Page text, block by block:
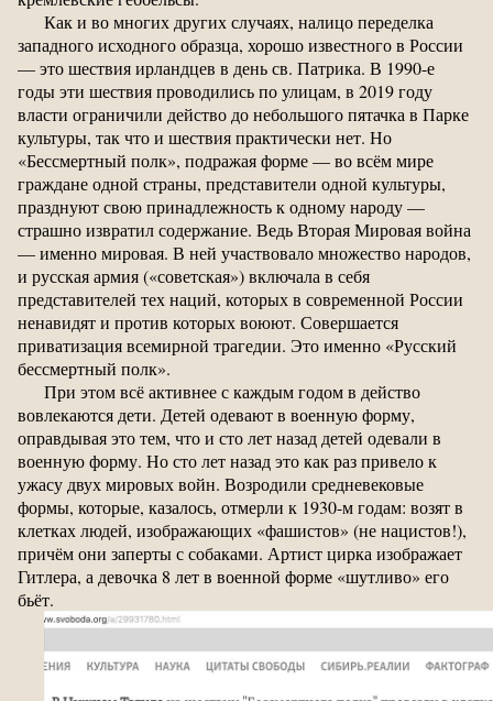
Как и во многих других случаях, налицо переделка
западного исходного образца, хорошо известного в России
— это шествия ирландцев в день св. Патрика. В 1990-е
годы эти шествия проводились по улицам, в 2019 году
власти ограничили действо до небольшого пятачка в Парке
культуры, так что и шествия практически нет. Но
«Бессмертный полк», подражая форме — во всём мире
граждане одной страны, представители одной культуры,
празднуют свою принадлежность к одному народу —
страшно извратил содержание. Ведь Вторая Мировая война
— именно мировая. В ней участвовало множество народов,
и русская армия («советская») включала в себя
представителей тех наций, которых в современной России
ненавидят и против которых воюют. Совершается
приватизация всемирной трагедии. Это именно «Русский
бессмертный полк».
При этом всё активнее с каждым годом в действо
вовлекаются дети. Детей одевают в военную форму,
оправдывая это тем, что и сто лет назад детей одевали в
военную форму. Но сто лет назад это как раз привело к
ужасу двух мировых войн. Возродили средневековые
формы, которые, казалось, отмерли к 1930-м годам: возят в
клетках людей, изображающих «фашистов» (не нацистов!),
причём они заперты с собаками. Артист цирка изображает
Гитлера, а девочка 8 лет в военной форме «шутливо» его
бьёт.